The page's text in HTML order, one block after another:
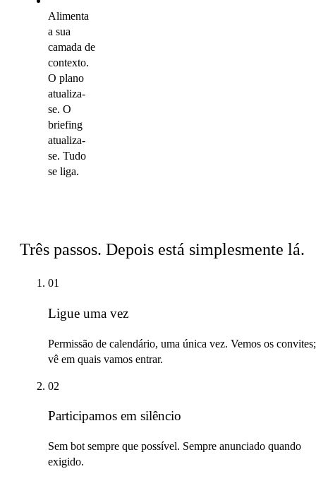
Alimenta
a sua
camada de
contexto.
O plano
atualiza-
se. O
briefing
atualiza-
se. Tudo
se liga.
Três passos. Depois está simplesmente lá.
01
Ligue uma vez
Permissão de calendário, uma única vez. Vemos os convites;
vê em quais vamos entrar.
02
Participamos em silêncio
Sem bot sempre que possível. Sempre anunciado quando
exigido.